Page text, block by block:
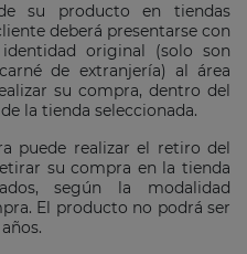
su producto en tiendas
deberá presentarse con
original (solo son
de extranjería) al área
su compra, dentro del
la tienda seleccionada.
puede realizar el retiro del
su compra en la tienda
según la modalidad
El producto no podrá ser